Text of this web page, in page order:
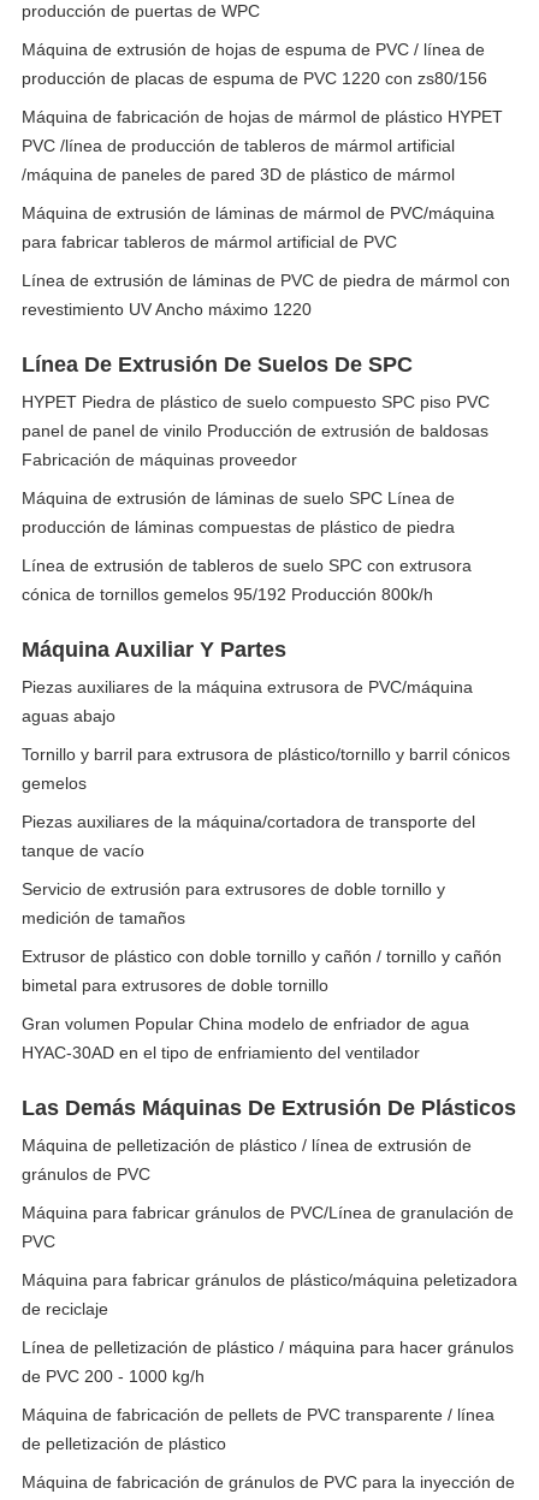
producción de puertas de WPC
Máquina de extrusión de hojas de espuma de PVC / línea de
producción de placas de espuma de PVC 1220 con zs80/156
Máquina de fabricación de hojas de mármol de plástico HYPET
PVC /línea de producción de tableros de mármol artificial
/máquina de paneles de pared 3D de plástico de mármol
Máquina de extrusión de láminas de mármol de PVC/máquina
para fabricar tableros de mármol artificial de PVC
Línea de extrusión de láminas de PVC de piedra de mármol con
revestimiento UV Ancho máximo 1220
Línea De Extrusión De Suelos De SPC
HYPET Piedra de plástico de suelo compuesto SPC piso PVC
panel de panel de vinilo Producción de extrusión de baldosas
Fabricación de máquinas proveedor
Máquina de extrusión de láminas de suelo SPC Línea de
producción de láminas compuestas de plástico de piedra
Línea de extrusión de tableros de suelo SPC con extrusora
cónica de tornillos gemelos 95/192 Producción 800k/h
Máquina Auxiliar Y Partes
Piezas auxiliares de la máquina extrusora de PVC/máquina
aguas abajo
Tornillo y barril para extrusora de plástico/tornillo y barril cónicos
gemelos
Piezas auxiliares de la máquina/cortadora de transporte del
tanque de vacío
Servicio de extrusión para extrusores de doble tornillo y
medición de tamaños
Extrusor de plástico con doble tornillo y cañón / tornillo y cañón
bimetal para extrusores de doble tornillo
Gran volumen Popular China modelo de enfriador de agua
HYAC-30AD en el tipo de enfriamiento del ventilador
Las Demás Máquinas De Extrusión De Plásticos
Máquina de pelletización de plástico / línea de extrusión de
gránulos de PVC
Máquina para fabricar gránulos de PVC/Línea de granulación de
PVC
Máquina para fabricar gránulos de plástico/máquina peletizadora
de reciclaje
Línea de pelletización de plástico / máquina para hacer gránulos
de PVC 200 - 1000 kg/h
Máquina de fabricación de pellets de PVC transparente / línea
de pelletización de plástico
Máquina de fabricación de gránulos de PVC para la inyección de